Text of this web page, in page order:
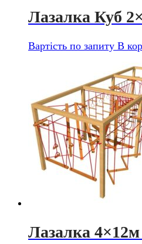
Лазалка Куб
Вартість по запиту В
Лазалка